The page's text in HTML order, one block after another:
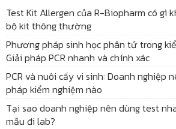
Test Kit Allergen của R-Biopharm có gì
bộ kit thông thường
Phương pháp sinh học phân tử trong
Giải pháp PCR nhanh và chính xác
PCR và nuôi cấy vi sinh: Doanh nghiệp
pháp kiểm nghiệm nào
Tại sao doanh nghiệp nên dùng test
mẫu đi lab?